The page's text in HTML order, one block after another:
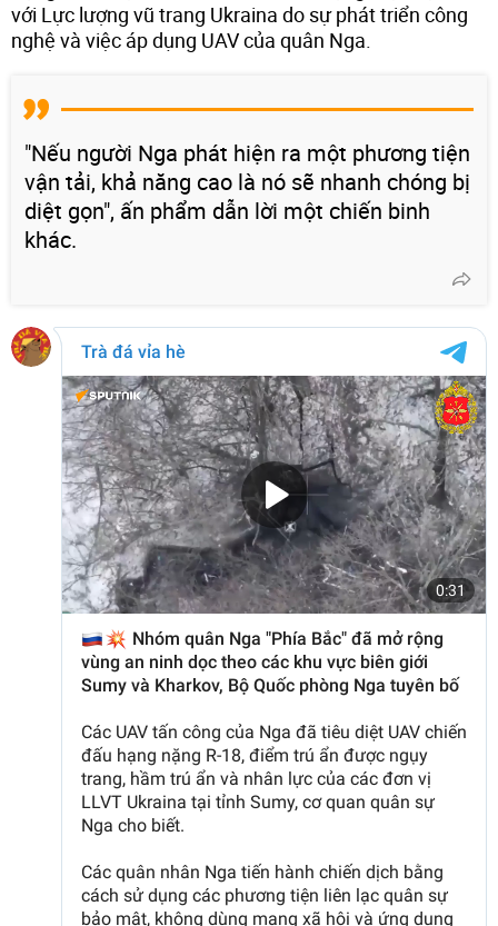
với Lực lượng vũ trang Ukraina do sự phát triển công
nghệ và việc áp dụng UAV của quân Nga.
"Nếu người Nga phát hiện ra một phương tiện
vận tải, khả năng cao là nó sẽ nhanh chóng bị
diệt gọn", ấn phẩm dẫn lời một chiến binh
khác.